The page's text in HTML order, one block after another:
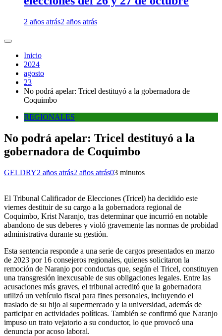
2 años atrás2 años atrás
Inicio
2024
agosto
23
No podrá apelar: Tricel destituyó a la gobernadora de
Coquimbo
REGIONALES
No podrá apelar: Tricel destituyó a la
gobernadora de Coquimbo
GELDRY2 años atrás2 años atrás03 minutos
El Tribunal Calificador de Elecciones (Tricel) ha decidido este
viernes destituir de su cargo a la gobernadora regional de
Coquimbo, Krist Naranjo, tras determinar que incurrió en notable
abandono de sus deberes y violó gravemente las normas de probidad
administrativa durante su gestión.
Esta sentencia responde a una serie de cargos presentados en marzo
de 2023 por 16 consejeros regionales, quienes solicitaron la
remoción de Naranjo por conductas que, según el Tricel, constituyen
una transgresión inexcusable de sus obligaciones legales. Entre las
acusaciones más graves, el tribunal acreditó que la gobernadora
utilizó un vehículo fiscal para fines personales, incluyendo el
traslado de su hijo al supermercado y la universidad, además de
participar en actividades políticas. También se confirmó que Naranjo
impuso un trato vejatorio a su conductor, lo que provocó una
denuncia por acoso laboral.